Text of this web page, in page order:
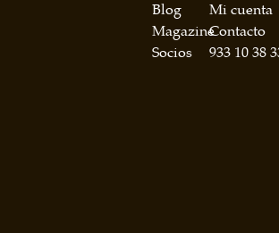
Blog
Magazine
Socios
Mi cuenta
Contacto
933 10 38